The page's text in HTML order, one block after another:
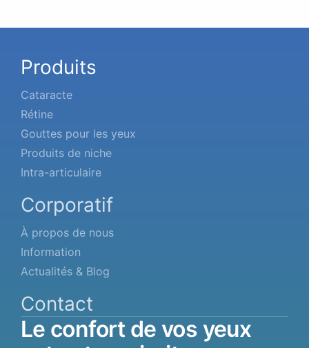
Produits
Cataracte
Rétine
Gouttes pour les yeux
Produits de niche
Intra-articulaire
Corporatif
À propos de nous
Information
Actualités & Blog
Contact
Le confort de vos yeux